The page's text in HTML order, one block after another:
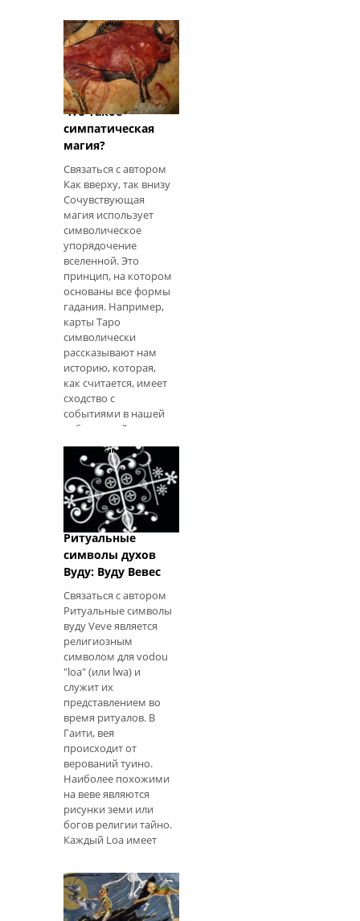
группы азанде в
Судане, Африка. В
этом Эванс-Притчард
рассматривает
отношения Азанде
как «магию» и то, как
эти отношения
влияют на
социальную
сообществе Азанде.
Социальная
структура Азанде
построена вокруг
убеждений о
колдовстве и о том,
как азанде
Что такое
симпатическая
магия?
Связаться с автором
Как вверху, так внизу
Сочувствующая
магия использует
символическое
упорядочение
вселенной. Это
принцип, на котором
основаны все формы
гадания. Например,
карты Таро
символически
рассказывают нам
историю, которая,
как считается, имеет
сходство с
событиями в нашей
собственной жизни.
И когда мы смотрим
в хрустальный шар,
мы можем увидеть
что-то, что
напоминает нам о
чем-то еще. Это то,
что мы
подразумеваем под
сочувствием - вещи
связаны друг с
другом! Знаменитая
герметическая
максима «как выше,
так и ниже»
предполагает, что
событи
Ритуальные
символы духов
Вуду: Вуду Вевес
Связаться с автором
Ритуальные символы
вуду Veve является
религиозным
символом для vodou
"loa" (или lwa) и
служит их
представлением во
время ритуалов. В
Гаити, вея
происходит от
верований туино.
Наиболее похожими
на веве являются
рисунки земи или
богов религии тайно.
Каждый Loa имеет
veve, хотя
региональные
различия в н